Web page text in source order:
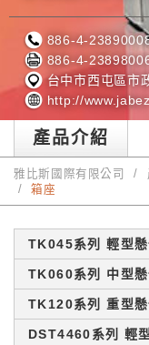
886-4-
886-4-
台中市西屯區市
http://
產品介紹
雅比斯國際有限公司
箱座
TK045系列 輕型
TK060系列 中型
TK120系列 重型
DST4460系列 輕